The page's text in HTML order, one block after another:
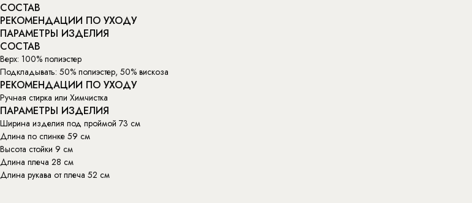
СОСТАВ
РЕКОМЕНДАЦИИ ПО УХОДУ
ПАРАМЕТРЫ ИЗДЕЛИЯ
СОСТАВ
Верх: 100% полиэстер
Подкладывать: 50% полиэстер, 50% вискоза
РЕКОМЕНДАЦИИ ПО УХОДУ
Ручная стирка или Химчистка
ПАРАМЕТРЫ ИЗДЕЛИЯ
Ширина изделия под проймой 73 см
Длина по спинке 59 см
Высота стойки 9 см
Длина плеча 28 см
Длина рукава от плеча 52 см